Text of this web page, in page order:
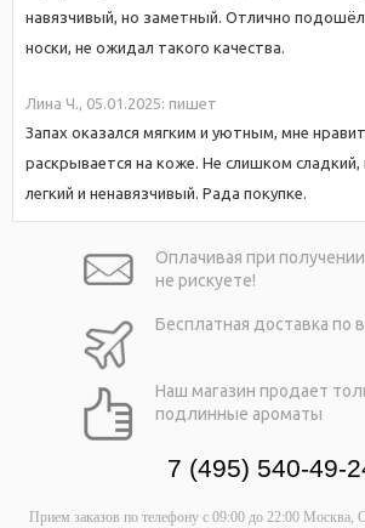
навязчивый, но заметный. Отлично
носки, не ожидал такого качества.
Лина Ч., 05.01.2025: пишет
Запах оказался мягким и уютным, мне
раскрывается на коже. Не слишком сладкий,
легкий и ненавязчивый. Рада покупке.
Оплачивая при
не рискуете!
Бесплатная доставка по
Наш магазин продает
подлинные ароматы
7 (495) 540-49-
Прием заказов по телефону с 09:00 до 22:00Москва,